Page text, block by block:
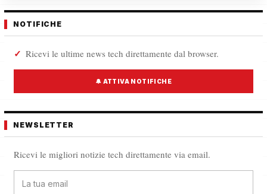
NOTIFICHE
Ricevi le ultime news tech direttamente dal browser.
🔔 ATTIVA NOTIFICHE
NEWSLETTER
Ricevi le migliori notizie tech direttamente via email.